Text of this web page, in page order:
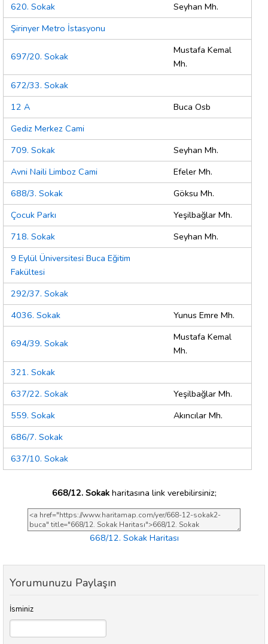
620. Sokak
Seyhan Mh.
Şirinyer Metro İstasyonu
697/20. Sokak
Mustafa Kemal
Mh.
672/33. Sokak
12 A
Buca Osb
Gediz Merkez Cami
709. Sokak
Seyhan Mh.
Avni Naili Limboz Cami
Efeler Mh.
688/3. Sokak
Göksu Mh.
Çocuk Parkı
Yeşilbağlar Mh.
718. Sokak
Seyhan Mh.
9 Eylül Üniversitesi Buca Eğitim
Fakültesi
292/37. Sokak
4036. Sokak
Yunus Emre Mh.
694/39. Sokak
Mustafa Kemal
Mh.
321. Sokak
637/22. Sokak
Yeşilbağlar Mh.
559. Sokak
Akıncılar Mh.
686/7. Sokak
637/10. Sokak
668/12. Sokakharitasına link verebilirsiniz;
668/12. Sokak Haritası
Yorumunuzu Paylaşın
İsminiz